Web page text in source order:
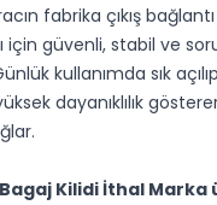
fabrika çıkış
için güvenli, stabil ve
kullanımda sık
dayanıklılık
Kilidi İthal